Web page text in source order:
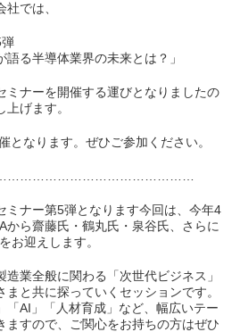
では、
弾
る半導体業界の未来とは？」
ミナーを開催する運びとなりましたの
げます。
となります。ぜひご参加ください。
ミナー第5弾となります今回は、今年4
から齋藤氏・鶴丸氏・泉谷氏、さらに
お迎えします。
業全般に関わる「次世代ビジネス」
と共に探っていくセッションです。
「AI」「人材育成」など、幅広いテー
ますので、ご関心をお持ちの方はぜひ